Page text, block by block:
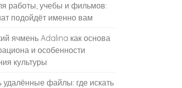
работы, учебы и фильмов:
подойдёт именно вам
ячмень Adalina как основа
и особенности
культуры
удалённые файлы: где искать